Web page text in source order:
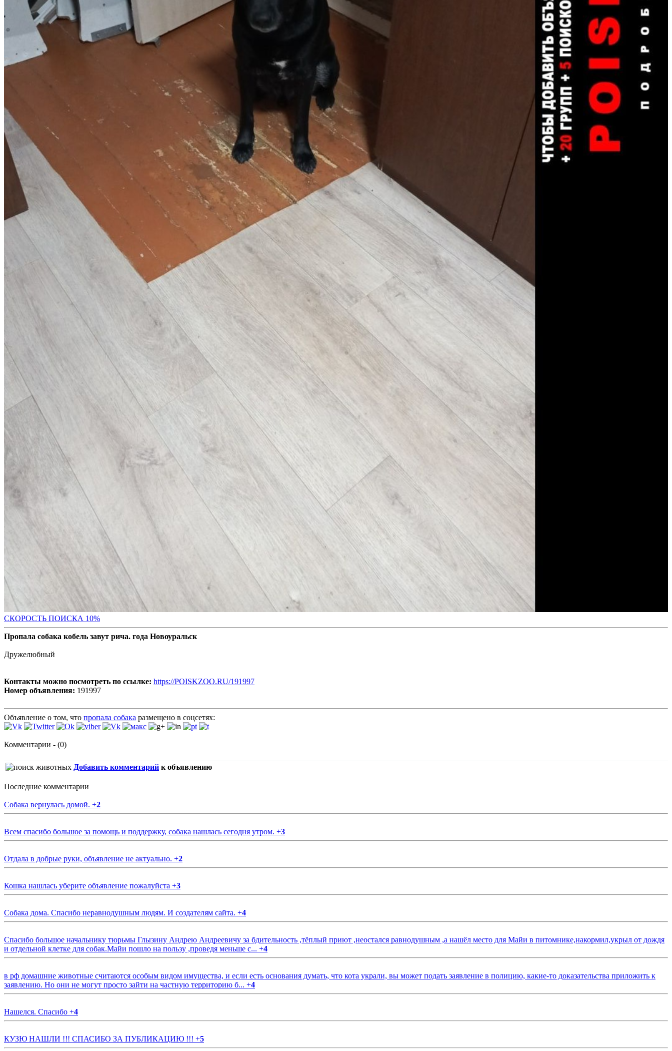
СКОРОСТЬ ПОИСКА 10%
Пропала собака кобель завут рича. года Новоуральск
Дружелюбный
Контакты можно посмотреть по ссылке: https://POISKZOO.RU/191997
Номер объявления: 191997
Объявление о том, что пропала собака размещено в соцсетях:
Комментарии - (0)
Добавить комментарий к объявлению
Последние комментарии
Собака вернулась домой. +2
Всем спасибо большое за помощь и поддержку, собака нашлась сегодня утром. +3
Отдала в добрые руки, объявление не актуально. +2
Кошка нашлась уберите объявление пожалуйста +3
Собака дома. Спасибо неравнодушным людям. И создателям сайта. +4
Спасибо большое начальнику тюрьмы Глызину Андрею Андреевичу за бдительность ,тёплый приют ,неостался равнодушным ,а нашёл место для Майи в питомнике,накормил,укрыл от дождя
и отдельной клетке для собак.Майи пошло на пользу ,проведя меньше с... +4
в рф домашние животные считаются особым видом имущества, и если есть основания думать, что кота украли, вы может подать заявление в полицию, какие-то доказательства приложить к
заявлению. Но они не могут просто зайти на частную территорию б... +4
Нашелся. Спасибо +4
КУЗЮ НАШЛИ !!! СПАСИБО ЗА ПУБЛИКАЦИЮ !!! +5